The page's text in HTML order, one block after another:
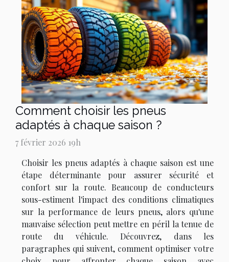
Comment choisir les pneus
adaptés à chaque saison ?
7 février 2026 19h
Choisir les pneus adaptés à chaque saison est une
étape déterminante pour assurer sécurité et
confort sur la route. Beaucoup de conducteurs
sous-estiment l'impact des conditions climatiques
sur la performance de leurs pneus, alors qu'une
mauvaise sélection peut mettre en péril la tenue de
route du véhicule. Découvrez, dans les
paragraphes qui suivent, comment optimiser votre